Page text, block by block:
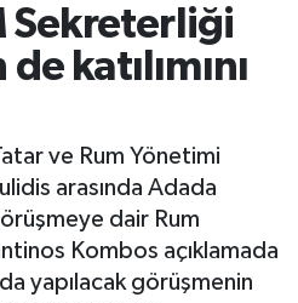
Sekreterliği
katılımını
ve Rum Yönetimi
arasında Adada
dair Rum
Kombos açıklamada
yapılacak görüşmenin